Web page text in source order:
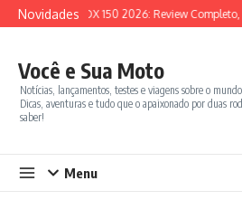
Ir para o conteúdo
NovidadesSYM ADX 150 2026: Review Completo,
Você e Sua Moto
Notícias, lançamentos, testes e viagens sobre o
Dicas, aventuras e tudo que o apaixonado por duas
saber!
Menu